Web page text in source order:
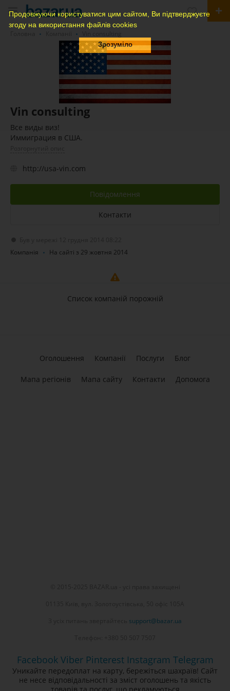
Продовжуючи користуватися цим сайтом, Ви підтверджуєте
згоду на використання файлів cookies
Зрозуміло
Vin consulting
Все виды виз!
Иммиграция в США.
http://usa-vin.com
Повідомлення
Контакти
Компанія
На сайті з 29 жовтня 2014
Список компаній порожній
support@bazar.ua
Оголошення Компанії Послуги Блог
Мапа регіонів Мапа сайту Контакти Допомога
Facebook Viber Pinterest Instagram Telegram
Уникайте передоплат на карту, бережіться шахраїв! Сайт
не несе відповідальності за зміст оголошень та якість